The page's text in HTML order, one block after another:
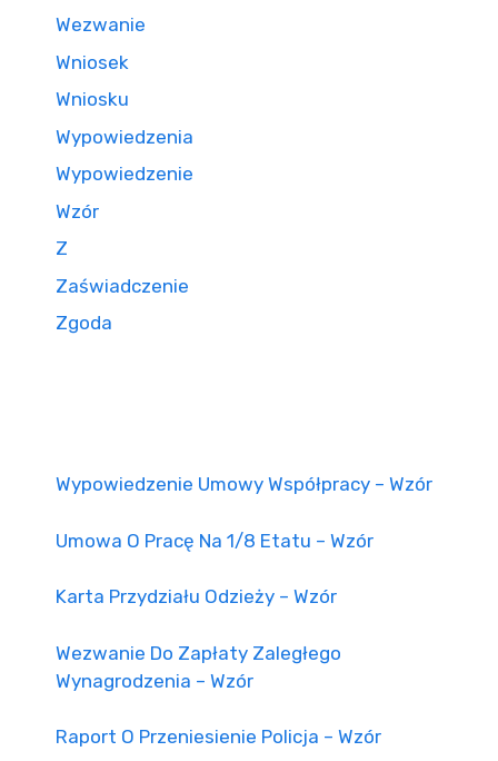
Wezwanie
Wniosek
Wniosku
Wypowiedzenia
Wypowiedzenie
Wzór
Z
Zaświadczenie
Zgoda
Wypowiedzenie Umowy Współpracy – Wzór
Umowa O Pracę Na 1/8 Etatu – Wzór
Karta Przydziału Odzieży – Wzór
Wezwanie Do Zapłaty Zaległego
Wynagrodzenia – Wzór
Raport O Przeniesienie Policja – Wzór